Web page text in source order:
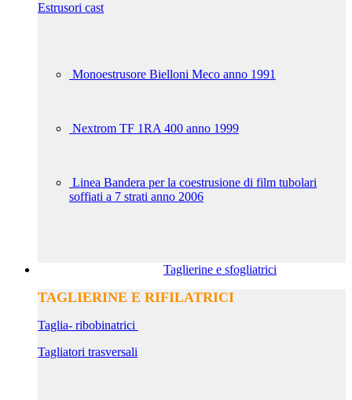
Estrusori cast
Monoestrusore Bielloni Meco anno 1991
Nextrom TF 1RA 400 anno 1999
Linea Bandera per la coestrusione di film tubolari
soffiati a 7 strati anno 2006
Taglierine e sfogliatrici
TAGLIERINE E RIFILATRICI
Taglia- ribobinatrici
Tagliatori trasversali